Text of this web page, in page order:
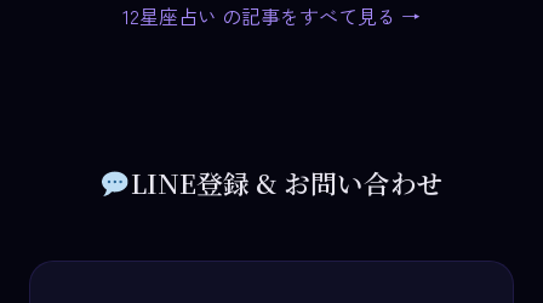
12星座占い の記事をすべて見る →
LINE登録 & お問い合わせ